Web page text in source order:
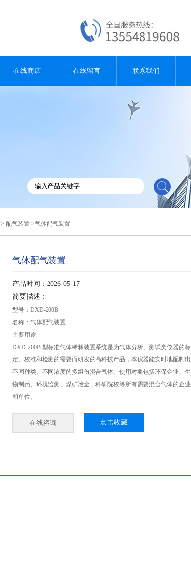
在线商店 在线留言 联系我们
> 配气装置 >气体配气装置
气体配气装置
产品时间：2026-05-17
简要描述：
型号：DXD-200B
名称：气体配气装置
主要用途
DXD-200B 型标准气体稀释装置系统是为气体分析、测试类仪器的标
定、校准和检测的需要而研发的高科技产品，本仪器能实时地配制出
不同种类、不同浓度的多组份混合气体。使用对象包括环保企业、生
物制药、环境监测、煤矿冶金、科研院校等所有需要混合气体的企业
和单位。
在线咨询 点击收藏